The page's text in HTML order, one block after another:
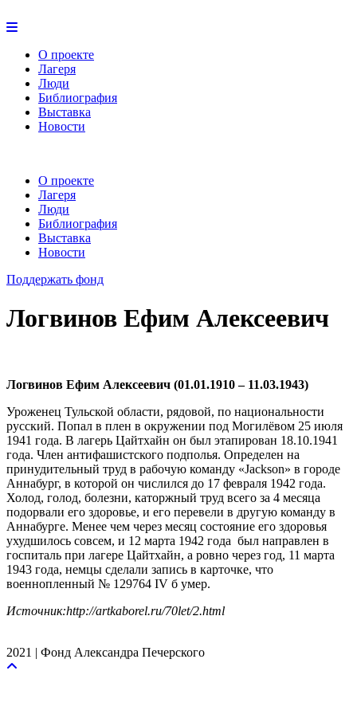
О проекте
Лагеря
Люди
Библиография
Выставка
Новости
О проекте
Лагеря
Люди
Библиография
Выставка
Новости
Поддержать фонд
Логвинов Ефим Алексеевич
Логвинов Ефим Алексеевич (01.01.1910 – 11.03.1943)
Уроженец Тульской области, рядовой, по национальности
русский. Попал в плен в окружении под Могилёвом 25 июля
1941 года. В лагерь Цайтхайн он был этапирован 18.10.1941
года. Член антифашистского подполья. Определен на
принудительный труд в рабочую команду «Jackson» в городе
Аннабург, в которой он числился до 17 февраля 1942 года.
Холод, голод, болезни, каторжный труд всего за 4 месяца
подорвали его здоровье, и его перевели в другую команду в
Аннабурге. Менее чем через месяц состояние его здоровья
ухудшилось совсем, и 12 марта 1942 года был направлен в
госпиталь при лагере Цайтхайн, а ровно через год, 11 марта
1943 года, немцы сделали запись в карточке, что
военнопленный № 129764 IV б умер.
Источник:http://artkaborel.ru/70let/2.html
2021 | Фонд Александра Печерского